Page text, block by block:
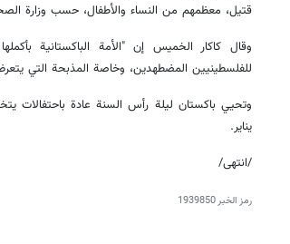
قتيل، معظمهم من النساء والأطفال، حسب وزارة
وقال كاكار الخميس إن "الأمة الباكستانية
للفلسطينيين المضطهدين، وخاصة المذبحة التي
وتحيي باكستان ليلة رأس السنة عادة باحتفالات
يناير.
/انتهى/
رمز الخبر1939850